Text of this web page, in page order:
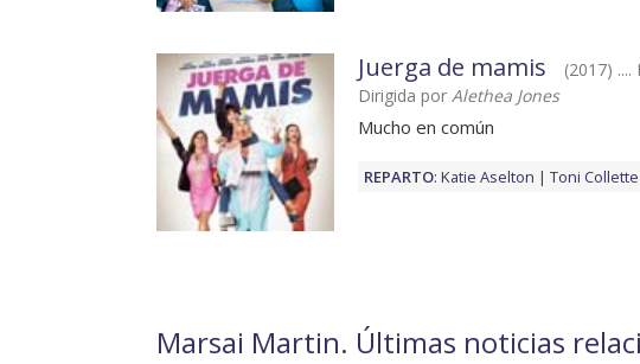
Juerga de mamis
(2017) ....
Dirigida por Alethea Jones
Mucho en común
REPARTO: Katie Aselton Toni Collette
Marsai Martin. Últimas noticias